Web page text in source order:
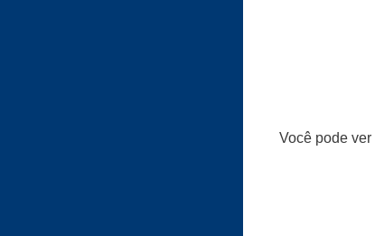
Você pode ver